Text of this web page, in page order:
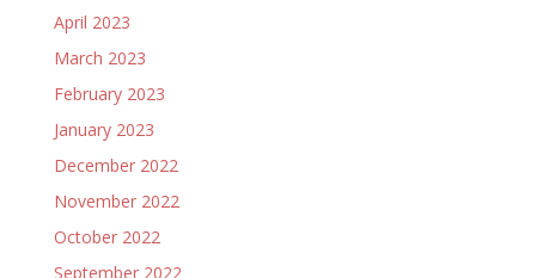
April 2023
March 2023
February 2023
January 2023
December 2022
November 2022
October 2022
September 2022